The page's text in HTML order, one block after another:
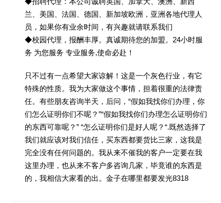
兰、美国、法国、德国、新加坡欧洲，亚洲各地代理人
员，如果你有业余时间，有兴趣就请联系我们
◆校园代理，报酬丰厚。真诚期待您的加盟。24小时服
务 为您服务 专业服务,使命必赴！
只不过有一点希望大家谅解！这是一个灰色行业，有它
特殊的性质。我为大家做这个事情，担着很重的法律责
任。有些朋友咨询半天，后问，“假如我找你们办理，你
们怎么证明你们不呢？”“假如我找你们办理怎么证明你们
的东西可靠呢？” “怎么证明你们是好人呢？“.既然选择了
我们就应该对我们信任，买东西都要货比三家，这我是
完全没有任何问题的。我从来不催我的客户一定要在我
这里办理，也从来不客户多咨询几家，毕竟谁的东西是
的，我相信大家看的出。金子在哪里都要发光8318